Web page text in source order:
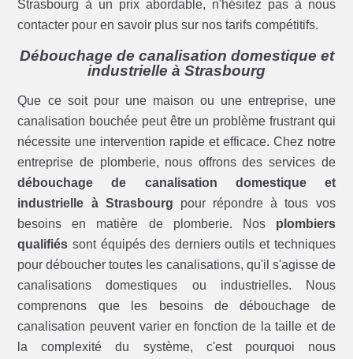
Strasbourg à un prix abordable, n'hésitez pas à nous
contacter pour en savoir plus sur nos tarifs compétitifs.
Débouchage de canalisation domestique et
industrielle à Strasbourg
Que ce soit pour une maison ou une entreprise, une
canalisation bouchée peut être un problème frustrant qui
nécessite une intervention rapide et efficace. Chez notre
entreprise de plomberie, nous offrons des services de
débouchage de canalisation domestique et
industrielle à Strasbourg pour répondre à tous vos
besoins en matière de plomberie. Nos plombiers
qualifiés sont équipés des derniers outils et techniques
pour déboucher toutes les canalisations, qu'il s'agisse de
canalisations domestiques ou industrielles. Nous
comprenons que les besoins de débouchage de
canalisation peuvent varier en fonction de la taille et de
la complexité du système, c'est pourquoi nous